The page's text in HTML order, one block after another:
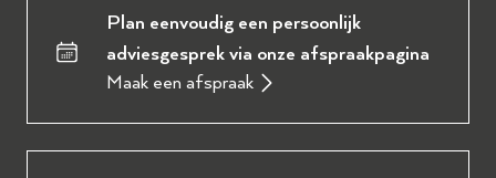
Plan eenvoudig een persoonlijk
adviesgesprek via onze afspraakpagina
Maak een afspraak